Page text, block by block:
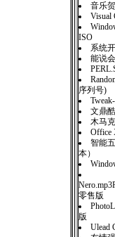
音乐
Visual
ISO
系统
能说
序列号)
文鼎
木马
Office
智能
本）
零售版
版
Ulead